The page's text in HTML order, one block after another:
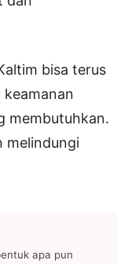
bisa terus
membutuhkan.
melindungi
apa pun